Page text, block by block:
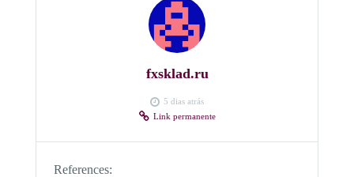
fxsklad.ru
5 dias atrás
Link permanente
References: